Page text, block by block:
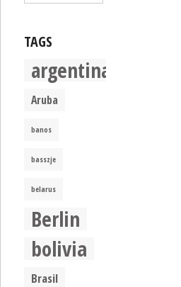
TAGS
argentina
Aruba
banos
basszje
belarus
Berlin
bolivia
Brasil